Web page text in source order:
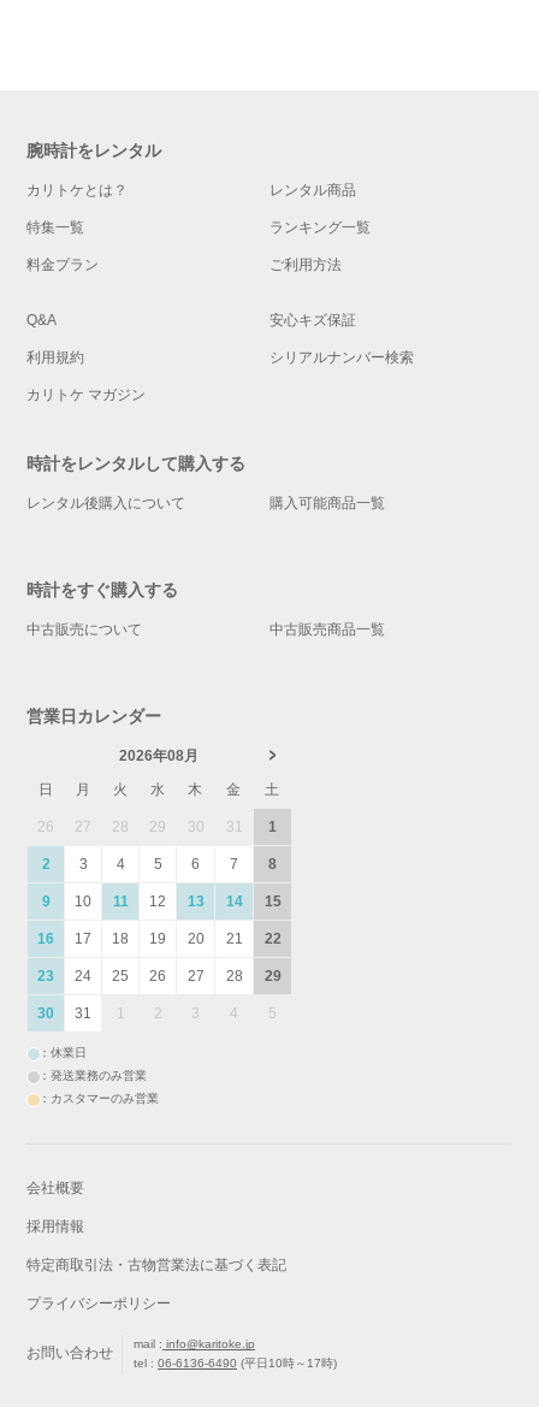
腕時計をレンタル
カリトケとは？ レンタル商品
特集一覧 ランキング一覧
料金プラン ご利用方法
Q&A 安心キズ保証
利用規約 シリアルナンバー検索
カリトケ マガジン
時計をレンタルして購入する
レンタル後購入について 購入可能商品一覧
時計をすぐ購入する
中古販売について 中古販売商品一覧
営業日カレンダー
2026年08月
日
月 火 水 木 金 土
26 27 28 29 30 31 1
2 3 4 5 6 7 8
9 10 11 12 13 14 15
16 17 18 19 20 21 22
23 24 25 26 27 28 29
30 31 1 2 3 4 5
：休業日
：発送業務のみ営業
：カスタマーのみ営業
会社概要
採用情報
特定商取引法・古物営業法に基づく表記
プライバシーポリシー
お問い合わせ
mail : info@karitoke.jp
tel :06-6136-6490 (平日10時～17時)